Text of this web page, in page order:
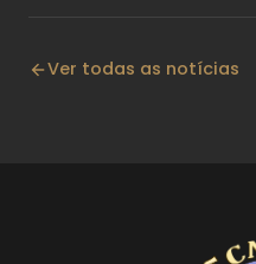
Ver todas as notícias